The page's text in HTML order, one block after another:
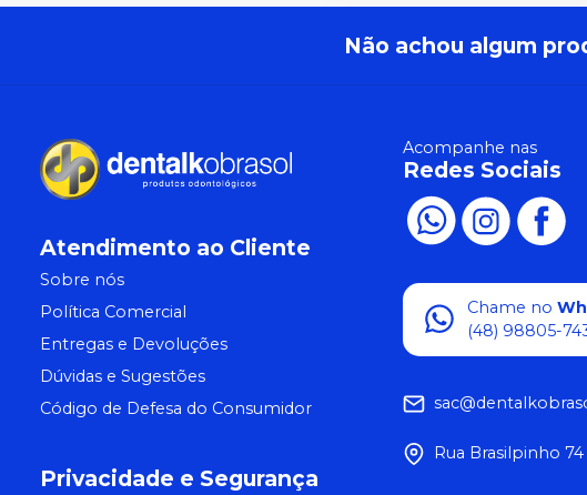
Não achou algum
Atendimento ao Cliente
Sobre nós
Política Comercial
Entregas e Devoluções
Dúvidas e Sugestões
Código de Defesa do Consumidor
Privacidade e Segurança
Acompanhe nas
Redes Sociais
Chame no
(48) 98805-
Rua Brasilpinho 74